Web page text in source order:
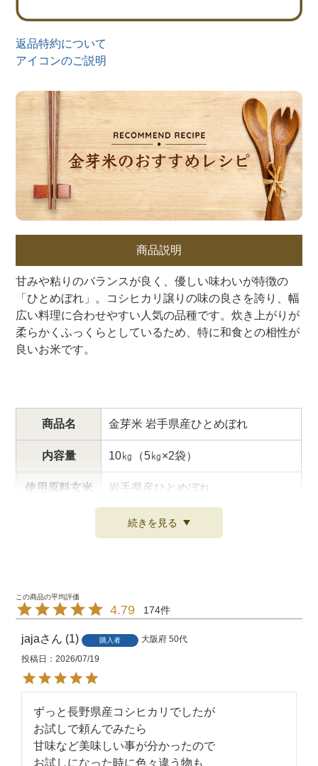
返品特約について
アイコンのご説明
商品説明
甘みや粘りのバランスが良く、優しい味わいが特徴の
「ひとめぼれ」。コシヒカリ譲りの味の良さを誇り、幅
広い料理に合わせやすい人気の品種です。炊き上がりが
柔らかくふっくらとしているため、特に和食との相性が
良いお米です。
商品名 金芽米 岩手県産ひとめぼれ
内容量 10㎏（5㎏×2袋）
使用原料玄米 岩手県産ひとめぼれ
令和7年産
賞味期限
ありません。
おいしく食べる目安としては、夏場
保存方法
（冷蔵庫など）に保存してくださ
い。
続きを見る
4.79 174
jaja 1 購入者 大阪府 50代
投稿日
2026/07/19
ずっと長野県産コシヒカリでしたが
お試しで頼んでみたら
甘味など美味しい事が分かったので
お試しになった時に色々違う物も